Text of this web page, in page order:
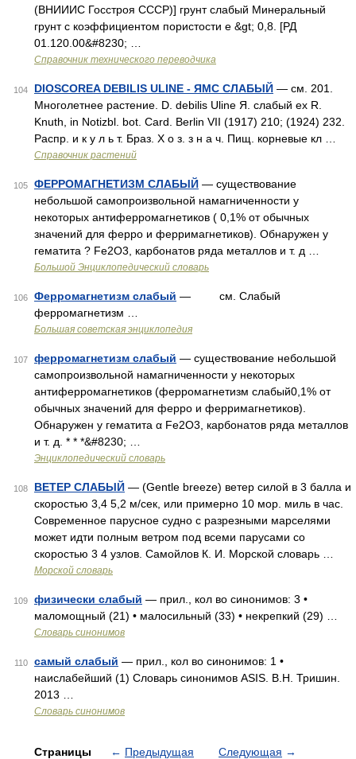
(ВНИИИС Госстроя СССР)] грунт слабый Минеральный
грунт с коэффициентом пористости e &gt; 0,8. [РД
01.120.00&#8230; …
Справочник технического переводчика
104 DIOSCOREA DEBILIS ULINE - ЯМС СЛАБЫЙ — см. 201.
Многолетнее растение. D. debilis Uline Я. слабый ex R.
Knuth, in Notizbl. bot. Card. Berlin VII (1917) 210; (1924) 232.
Распр. и к у л ь т. Браз. Х о з. з н а ч. Пищ. корневые кл …
Справочник растений
105 ФЕРРОМАГНЕТИЗМ СЛАБЫЙ — существование
небольшой самопроизвольной намагниченности у
некоторых антиферромагнетиков ( 0,1% от обычных
значений для ферро и ферримагнетиков). Обнаружен у
гематита ? Fe2O3, карбонатов ряда металлов и т. д …
Большой Энциклопедический словарь
106 Ферромагнетизм слабый — см. Слабый
ферромагнетизм …
Большая советская энциклопедия
107 ферромагнетизм слабый — существование небольшой
самопроизвольной намагниченности у некоторых
антиферромагнетиков (ферромагнетизм слабый0,1% от
обычных значений для ферро и ферримагнетиков).
Обнаружен у гематита α Fe2O3, карбонатов ряда металлов
и т. д. * * *&#8230; …
Энциклопедический словарь
108 ВЕТЕР СЛАБЫЙ — (Gentle breeze) ветер силой в 3 балла и
скоростью 3,4 5,2 м/сек, или примерно 10 мор. миль в час.
Современное парусное судно с разрезными марселями
может идти полным ветром под всеми парусами со
скоростью 3 4 узлов. Самойлов К. И. Морской словарь …
Морской словарь
109 физически слабый — прил., кол во синонимов: 3 •
маломощный (21) • малосильный (33) • некрепкий (29) …
Словарь синонимов
110 самый слабый — прил., кол во синонимов: 1 •
наислабейший (1) Словарь синонимов ASIS. В.Н. Тришин.
2013 …
Словарь синонимов
Страницы ← Предыдущая Следующая →